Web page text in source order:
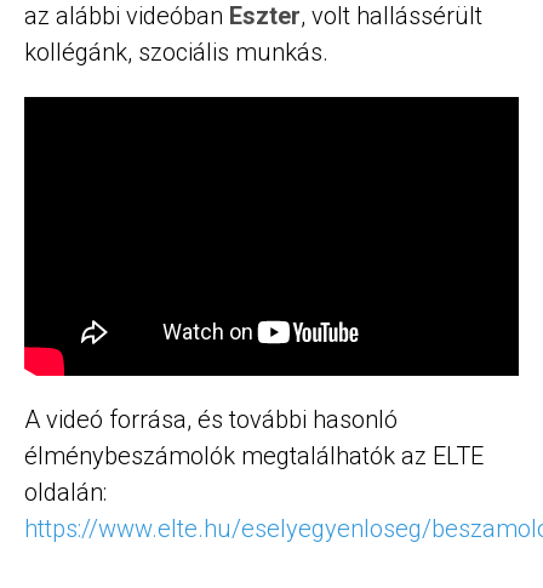
az alábbi videóban Eszter, volt hallássérült
kollégánk, szociális munkás.
A videó forrása, és további hasonló
élménybeszámolók megtalálhatók az ELTE
oldalán:
https://www.elte.hu/eselyegyenloseg/